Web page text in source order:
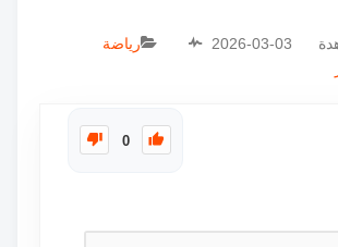
2026-03-03
رياضة
0